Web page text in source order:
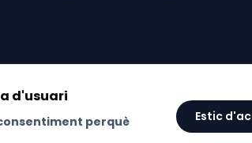
d'usuari
perquè
Estic